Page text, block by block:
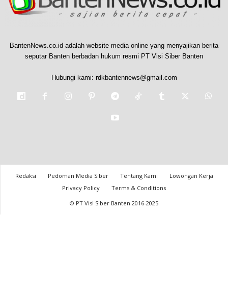
BantenNews.co.id adalah website media online yang menyajikan berita
seputar Banten berbadan hukum resmi PT Visi Siber Banten
Hubungi kami: rdkbantennews@gmail.com
Redaksi Pedoman Media Siber Tentang Kami
Lowongan Kerja
Privacy Policy
Terms & Conditions
© PT Visi Siber Banten 2016-2025